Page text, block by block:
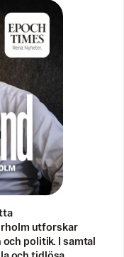
utforskar
politik. I samtal